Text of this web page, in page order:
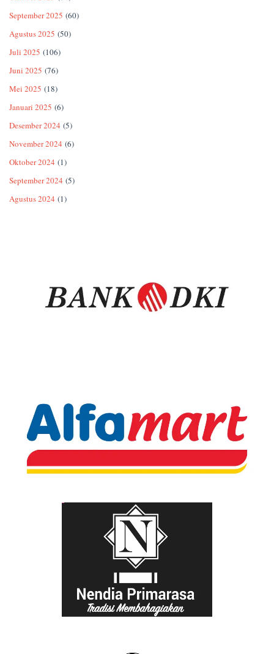
September 2025 (60)
Agustus 2025 (50)
Juli 2025 (106)
Juni 2025 (76)
Mei 2025 (18)
Januari 2025 (6)
Desember 2024 (5)
November 2024 (6)
Oktober 2024 (1)
September 2024 (5)
Agustus 2024 (1)